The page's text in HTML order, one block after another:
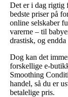
Det er i dag rigtig
bedste priser på
online selskaber
varerne – til
drastisk, og
Dog kan det
forskellige e-
Smoothing
handel, så du er
betalelige pris.